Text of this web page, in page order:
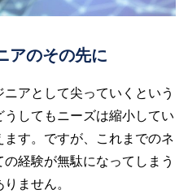
アのその先に
アとして尖っていくという
してもニーズは縮小してい
す。ですが、これまでのネ
経験が無駄になってしまう
ません。